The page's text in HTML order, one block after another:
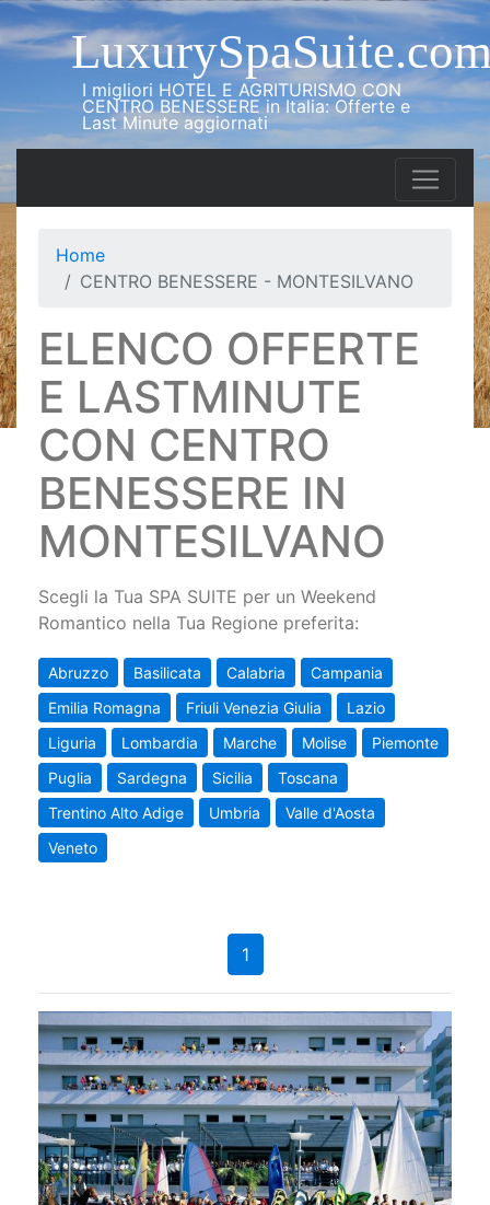
I migliori HOTEL E AGRITURISMO CON
CENTRO BENESSERE in Italia: Offerte e
Last Minute aggiornati
Home
CENTRO BENESSERE - MONTESILVANO
ELENCO OFFERTE
E LASTMINUTE
CON CENTRO
BENESSERE IN
MONTESILVANO
Scegli la Tua SPA SUITE per un Weekend
Romantico nella Tua Regione preferita:
Abruzzo Basilicata Calabria
Campania
Emilia Romagna
Friuli Venezia Giulia
Lazio
Liguria
Lombardia Marche Molise
Piemonte
Puglia
Sardegna Sicilia
Toscana
Trentino Alto Adige
Umbria
Valle d'Aosta
Veneto
1